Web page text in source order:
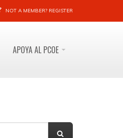
NOT A MEMBER? REGISTER
APOYA AL PCOE